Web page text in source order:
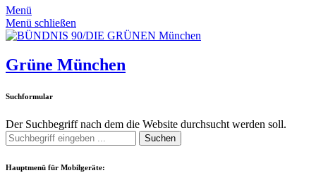
Menü
Menü schließen
Grüne München
Suchformular
Der Suchbegriff nach dem die Website durchsucht werden soll.
Suchen
Hauptmenü für Mobilgeräte: